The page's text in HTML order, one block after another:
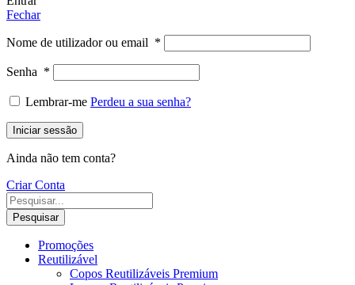
Fechar
Nome de utilizador ou email *
Senha *
Lembrar-me Perdeu a sua senha?
Iniciar sessão
Ainda não tem conta?
Criar Conta
Pesquisar
Promoções
Reutilizável
Copos Reutilizáveis Premium